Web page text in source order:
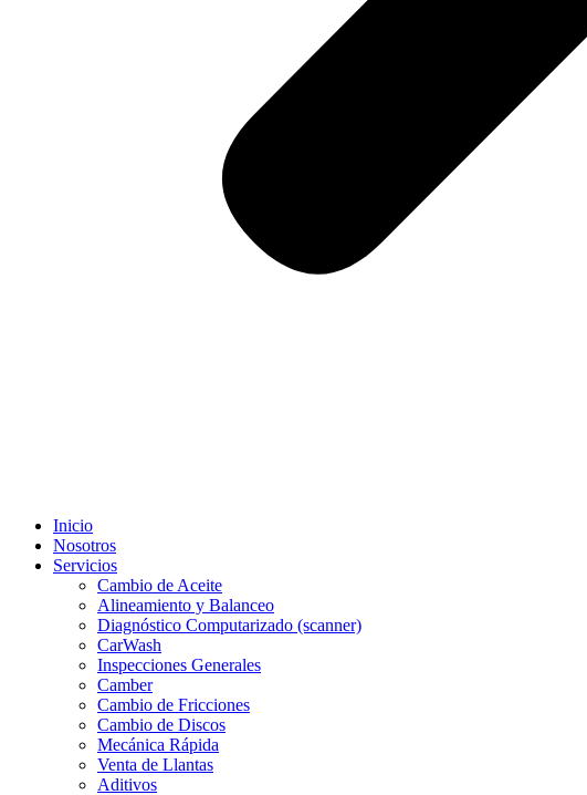
Inicio
Nosotros
Servicios
Cambio de Aceite
Alineamiento y Balanceo
Diagnóstico Computarizado (scanner)
CarWash
Inspecciones Generales
Camber
Cambio de Fricciones
Cambio de Discos
Mecánica Rápida
Venta de Llantas
Aditivos